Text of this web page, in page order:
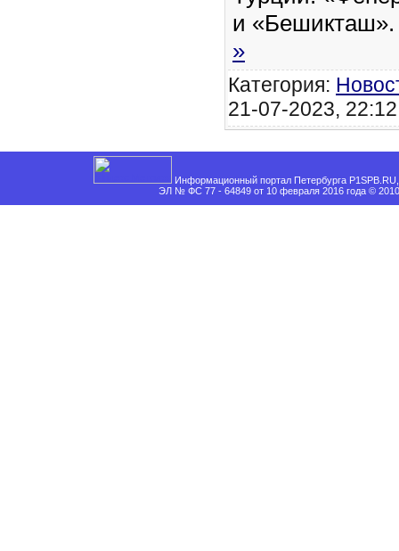
и
»
Категория:
21-07-2023,
Информационный портал Петербурга
ЭЛ № ФС 77 - 64849 от 10 февраля 2016 года ©